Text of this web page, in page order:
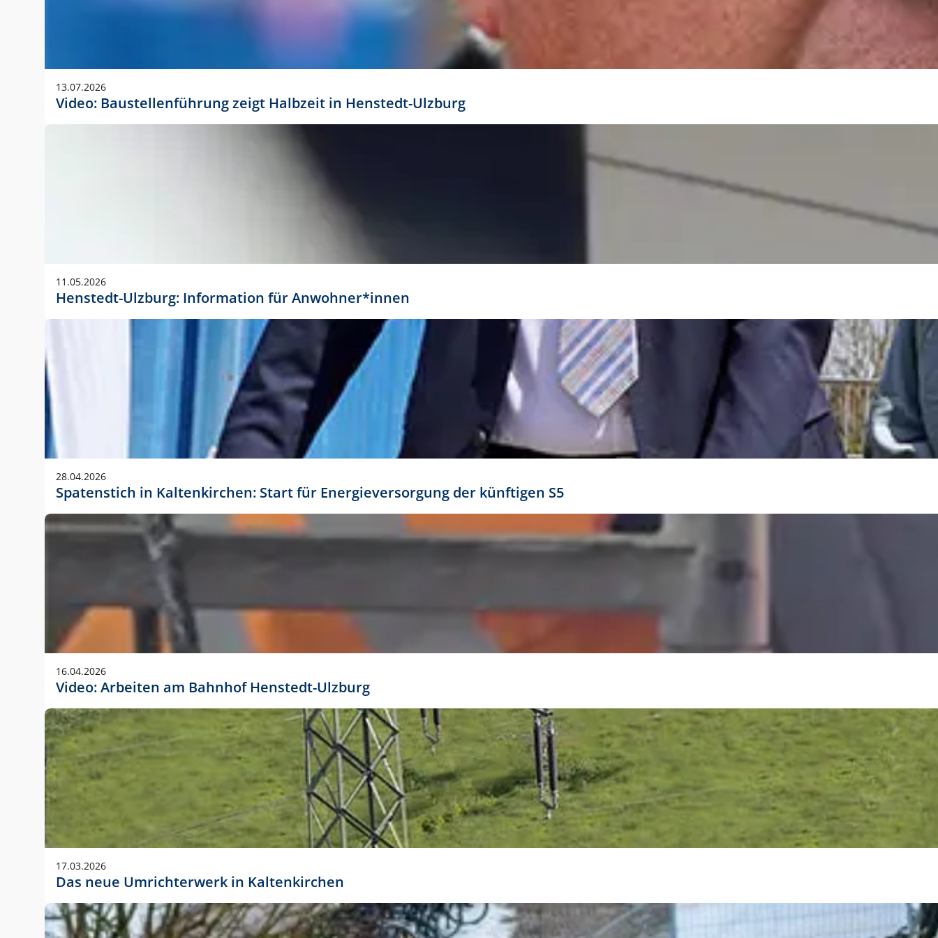
Anwendungsgröße im Layout:
Die Logohöhe beträgt 4 – 10 % der jeweiligen Formathöhe. Daraus ergeben sich für gängige Formate
folgende fest definierte Anwendungsgrößen im Layout:
DIN A3 – 15 mm hoch (5 %)
DIN A1 – 39 mm hoch (5 %)
DIN lang – 10 mm hoch (5 %)
1080 x 1080 px – 78 px hoch (7 %)
In Ausnahmefällen darf das Logo jedoch auch größer oder kleiner gesetzt werden. Dazu bedarf es jedoch
stets der vorherigen Absprache mit der Marketingabteilung.
13.07.2026
Video: Baustellenführung zeigt Halbzeit in Henstedt-Ulzburg
11.05.2026
Henstedt-Ulzburg: Information für Anwohner*innen
28.04.2026
Spatenstich in Kaltenkirchen: Start für Energieversorgung der künftigen S5
16.04.2026
Video: Arbeiten am Bahnhof Henstedt-Ulzburg
17.03.2026
Das neue Umrichterwerk in Kaltenkirchen